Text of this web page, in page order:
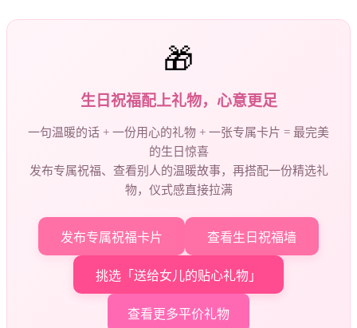
🎁
生日祝福配上礼物，心意更足
一句温暖的话 + 一份用心的礼物 + 一张专属卡片 = 最完美
的生日惊喜
发布专属祝福、查看别人的温暖故事，再搭配一份精选礼
物，仪式感直接拉满
发布专属祝福卡片 查看生日祝福墙
挑选「送给女儿的贴心礼物」
查看更多平价礼物